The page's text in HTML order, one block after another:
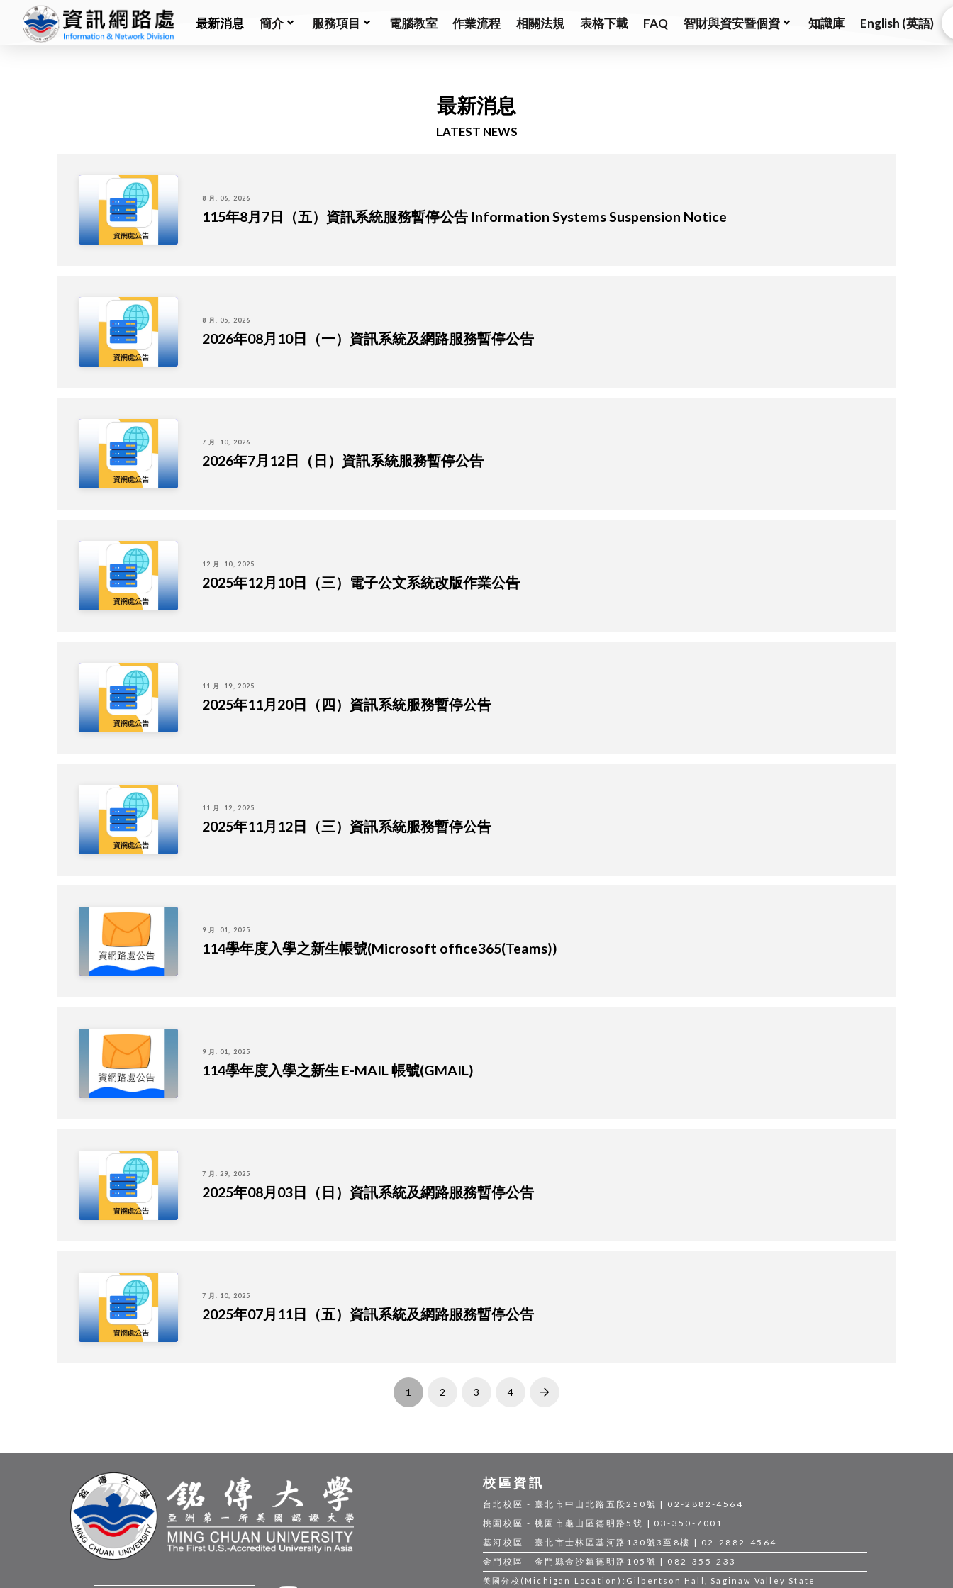
最新消息 簡介 服務項目 電腦教室 作業流程 相關法規 表格下載 FAQ 智財與資安暨個資 知識庫 English (英語)
最新消息
LATEST NEWS
8 月. 06, 2026
115年8月7日（五）資訊系統服務暫停公告 Information Systems Suspension Notice
8 月. 05, 2026
2026年08月10日（一）資訊系統及網路服務暫停公告
7 月. 10, 2026
2026年7月12日（日）資訊系統服務暫停公告
12 月. 10, 2025
2025年12月10日（三）電子公文系統改版作業公告
11 月. 19, 2025
2025年11月20日（四）資訊系統服務暫停公告
11 月. 12, 2025
2025年11月12日（三）資訊系統服務暫停公告
9 月. 01, 2025
114學年度入學之新生帳號(Microsoft office365(Teams))
9 月. 01, 2025
114學年度入學之新生 E-MAIL 帳號(GMAIL)
7 月. 29, 2025
2025年08月03日（日）資訊系統及網路服務暫停公告
7 月. 10, 2025
2025年07月11日（五）資訊系統及網路服務暫停公告
1 2 3 4 Next
校區資訊
台北校區 - 臺北市中山北路五段250號 | 02-2882-4564
桃園校區 - 桃園市龜山區德明路5號 | 03-350-7001
基河校區 - 臺北市士林區基河路130號3至8樓 | 02-2882-4564
金門校區 - 金門縣金沙鎮德明路105號 | 082-355-233
美國分校(Michigan Location):Gilbertson Hall, Saginaw Valley State